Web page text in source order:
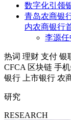
数字化引领
青岛农商银
内农商银行
李源
热词 理财 支付 银
CFCA 区块链 手
银行
上市银行 农
研究
RESEARCH